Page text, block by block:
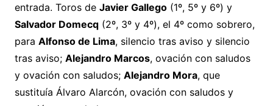
entrada. Toros de Javier Gallego(1º, 5º y 6º) y
Salvador Domecq(2º, 3º y 4º), el 4º como sobrero,
para Alfonso de Lima, silencio tras aviso y silencio
tras aviso; Alejandro Marcos, ovación con saludos
y ovación con saludos; Alejandro Mora, que
sustituía Álvaro Alarcón, ovación con saludos y